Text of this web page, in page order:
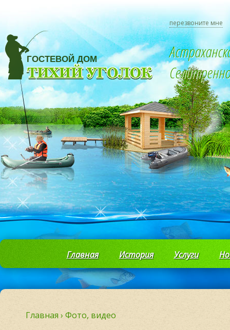
перезвоните мне
Главная История Услуги
Главная› Фото, видео